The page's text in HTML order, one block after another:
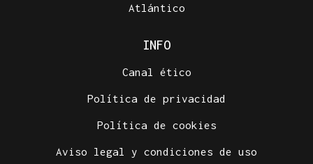
Atlántico
INFO
Canal ético
Política de privacidad
Política de cookies
Aviso legal y condiciones de uso